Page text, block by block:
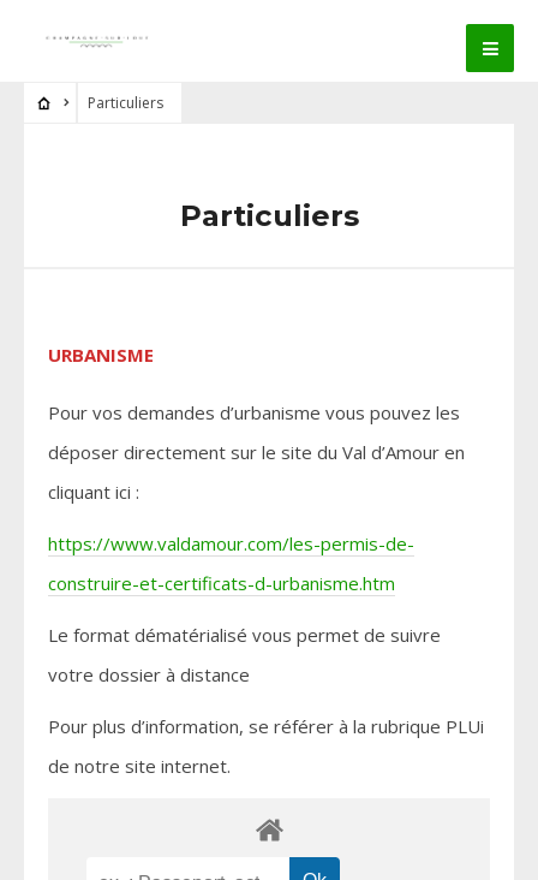
Particuliers
Particuliers
URBANISME
Pour vos demandes d’urbanisme vous pouvez les
déposer directement sur le site du Val d’Amour en
cliquant ici :
https://www.valdamour.com/les-permis-de-
construire-et-certificats-d-urbanisme.htm
Le format dématérialisé vous permet de suivre
votre dossier à distance
Pour plus d’information, se référer à la rubrique PLUi
de notre site internet.